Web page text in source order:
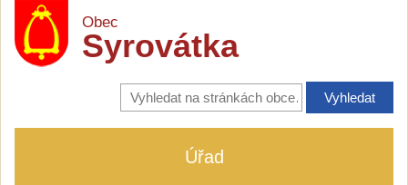
Obec
Syrovátka
Vyhledávání
na
stránkách
Úřad